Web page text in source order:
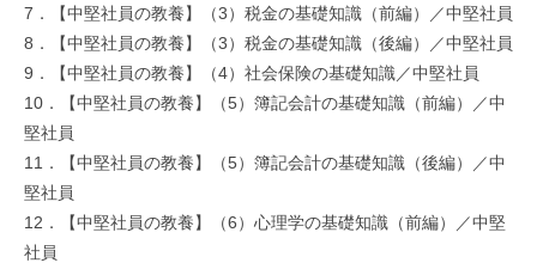
7．【中堅社員の教養】（3）税金の基礎知識（前編）／中堅社員
8．【中堅社員の教養】（3）税金の基礎知識（後編）／中堅社員
9．【中堅社員の教養】（4）社会保険の基礎知識／中堅社員
10．【中堅社員の教養】（5）簿記会計の基礎知識（前編）／中
堅社員
11．【中堅社員の教養】（5）簿記会計の基礎知識（後編）／中
堅社員
12．【中堅社員の教養】（6）心理学の基礎知識（前編）／中堅
社員